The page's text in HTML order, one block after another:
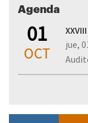
Agenda
01
OCT
jue,